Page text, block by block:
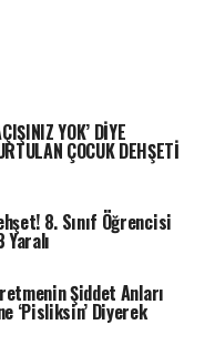
YOK’ DİYE
ÇOCUK DEHŞETİ
8. Sınıf Öğrencisi
Yaralı
Şiddet Anları
‘Pisliksin’ Diyerek